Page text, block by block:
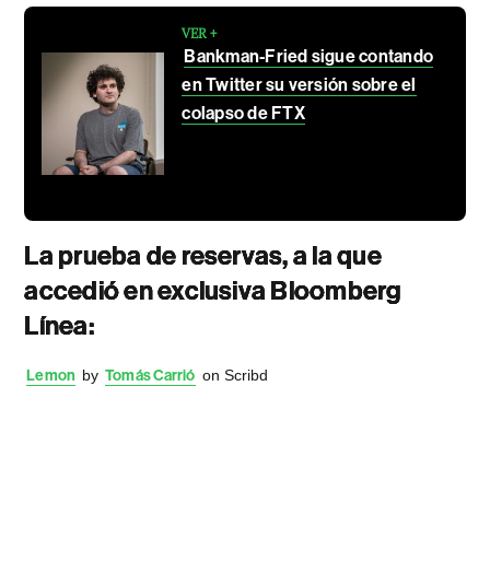
VER +
Bankman-Fried sigue contando
en Twitter su versión sobre el
colapso de FTX
La prueba de reservas, a la que
accedió en exclusiva Bloomberg
Línea:
Lemon by Tomás Carrió on Scribd